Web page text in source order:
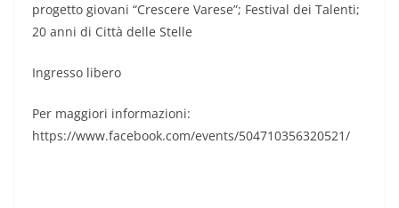
progetto giovani “Crescere Varese”; Festival dei Talenti;
20 anni di Città delle Stelle
Ingresso libero
Per maggiori informazioni:
https://www.facebook.com/events/504710356320521/